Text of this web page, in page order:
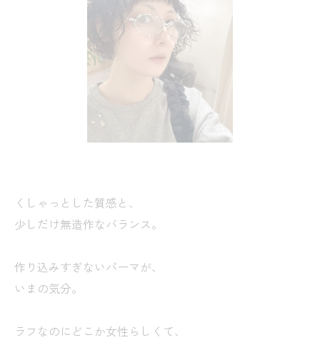
くしゃっとした質感と、
少しだけ無造作なバランス。
作り込みすぎないパーマが、
いまの気分。
ラフなのにどこか女性らしくて、